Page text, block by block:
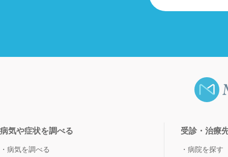
病気や症状を調べる
病気を調べる
受診・治療
病院を探す